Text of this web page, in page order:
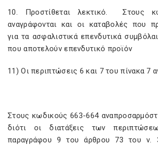
10. Προστίθεται λεκτικό. Στους
αναγράφονται και οι καταβολές που
για τα ασφαλιστικά επενδυτικά
που αποτελούν επενδυτικό προϊόν
11) Οι περιπτώσεις 6 και 7 του πίνακα 7
Στους κωδικούς 663-664
διότι οι διατάξεις των
παραγράφου 9 του άρθρου 73 του ν.